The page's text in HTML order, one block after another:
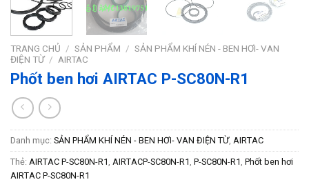
TRANG CHỦ / SẢN PHẨM / SẢN PHẨM KHÍ NÉN - BEN HƠI- VAN
ĐIỆN TỪ / AIRTAC
Phốt ben hơi AIRTAC P-SC80N-R1
Danh mục: SẢN PHẨM KHÍ NÉN - BEN HƠI- VAN ĐIỆN TỪ, AIRTAC
Thẻ: AIRTAC P-SC80N-R1, AIRTACP-SC80N-R1, P-SC80N-R1, Phốt ben hơi
AIRTAC P-SC80N-R1